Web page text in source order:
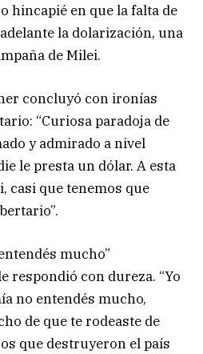
hincapié en que la falta de
la dolarización, una
de Milei.
concluyó con ironías
“Curiosa paradoja de
y admirado a nivel
le presta un dólar. A esta
casi que tenemos que
mucho”
respondió con dureza. “Yo
no entendés mucho,
de que te rodeaste de
que destruyeron el país